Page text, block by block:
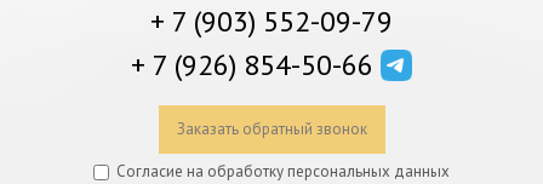
+ 7 (903) 552-09-79
+ 7 (926) 854-50-66
Заказать обратный звонок
Согласие на обработку персональных данных